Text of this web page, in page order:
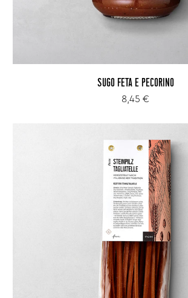
SUGO FETA E PECORINO
8,45 €